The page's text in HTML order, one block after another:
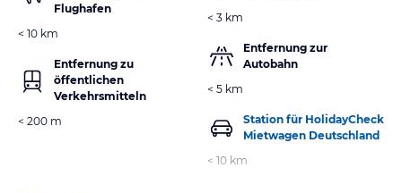
Flughafen
< 10 km
Entfernung zu
öffentlichen
Verkehrsmitteln
< 200 m
< 3 km
Entfernung zur
Autobahn
< 5 km
Station für HolidayCheck
Mietwagen Deutschland
< 10 km